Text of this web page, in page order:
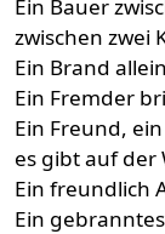
Ein Bauer
zwischen zwei
Ein Brand
Ein Fremder
Ein Freund,
es gibt auf der
Ein freundlich
Ein